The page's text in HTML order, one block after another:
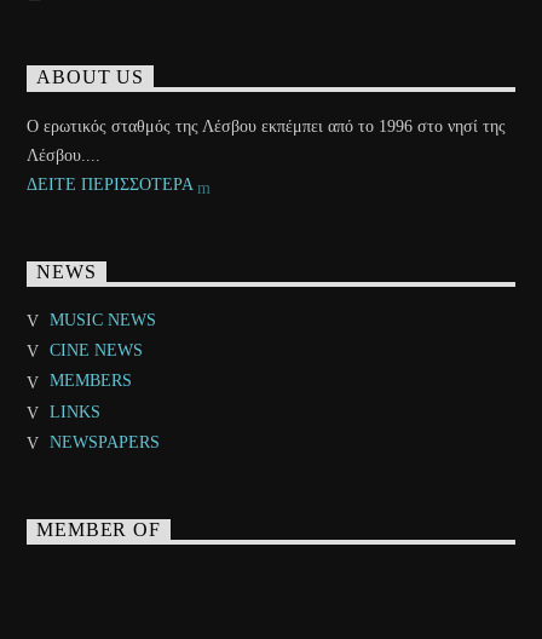
ABOUT US
Ο ερωτικός σταθμός της Λέσβου εκπέμπει από το 1996 στο νησί της
Λέσβου....
ΔΕΙΤΕ ΠΕΡΙΣΣΟΤΕΡΑ
NEWS
MUSIC NEWS
CINE NEWS
MEMBERS
LINKS
NEWSPAPERS
MEMBER OF